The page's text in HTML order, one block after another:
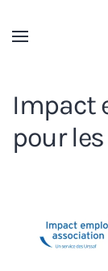
Accéder au
Impact
pour